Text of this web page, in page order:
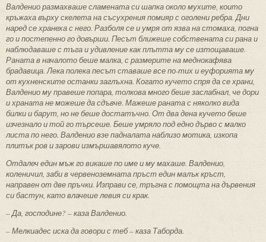
Валденио размахваше сламената си шапка около мухите, които
кръжаха върху скелета на съсухрения помиярс оголени ребра. Дни
наред се хранеха с него. Разболя се и умря от язва на стомаха, погна
го и постепенно го довърши. Песът ближеше собствената си рана и
наблюдаваше с тъга и удивление как плътта му се изтощаваше.
Раната в началото беше малка, с размерите на меднокафява
брадавица. Лека полека песът ставаше все по-тих и еуфорията му
от кухненските останки заглъхна. Когато кучето спря да се храни,
Валденио му правеше попара, толкова много беше заслабнал, че дори
и храната не можеше да сдъвче. Мажеше раната с няколко вида
билки и барут, но не беше достатъчно. От два дена кучето беше
изчезнало и той го търсеше. Беше умряло под едно дърво с малко
листа по него. Валденио взе падналата наблизо мотика, изкопа
плитък ров и зарови измършавялото куче.
Отдалеч един мъж го викаше по име и му махаше. Валденио,
коленичил, заби в червеноземната пръст един малък кръст,
направен от две пръчки. Изправи се, тръгна с помощта на дървения
си бастун, като влачеше левия си крак.
– Да, господине? – каза Валденио.
– Мелкиадес иска да говори с теб– каза Таборда.